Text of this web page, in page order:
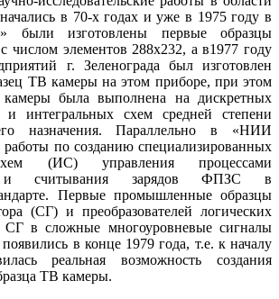
в 70-х годах и уже в 1975 году в
изготовлены первые образцы
элементов 288х232, а в1977 году
г. Зеленограда был изготовлен
ТВ камеры на этом приборе, при этом
камеры была выполнена на дискретных
и интегральных схем средней степени
назначения. Параллельно в «НИИ
по созданию специализированных
(ИС) управления процессами
и считывания зарядов ФПЗС в
Первые промышленные образцы
(СГ) и преобразователей логических
СГ в сложные многоуровневые сигналы
в конце 1979 года, т.е. к началу
реальная возможность создания
ТВ камеры.